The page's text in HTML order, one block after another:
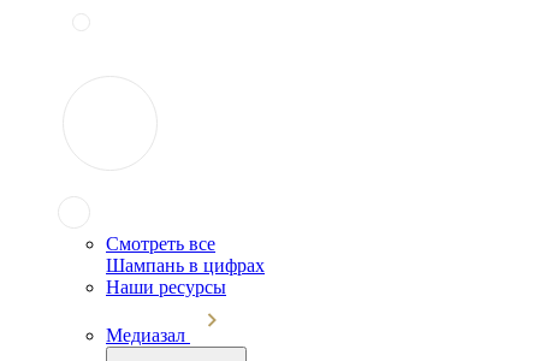
Смотреть все
Шампань в цифрах
Наши ресурсы
Медиазал